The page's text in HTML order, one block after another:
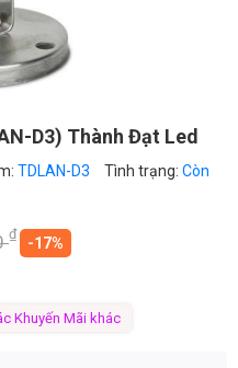
D3) Thành Đạt Led
TDLAN-D3 Tình trạng: Còn
₫
-17%
Khuyến Mãi khác